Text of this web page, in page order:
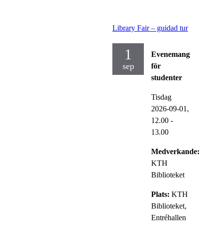
Library Fair – guidad tur
1
sep
Evenemang
för
studenter
Tisdag
2026-09-01,
12.00 -
13.00
Medverkande:
KTH
Biblioteket
Plats: KTH
Biblioteket,
Entréhallen